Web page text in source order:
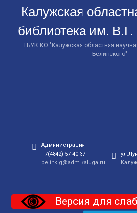
Калужская
библиотека им. В.Г.
ГБУК КО "Калужская областная
Белинского"
Администрация
+7(4842) 57-40-37
belinklg@adm.kaluga.ru
Версия для